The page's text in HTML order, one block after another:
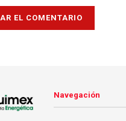
Navegación